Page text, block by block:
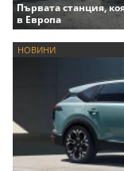
Първата станция,
в Европа
НОВИНИ